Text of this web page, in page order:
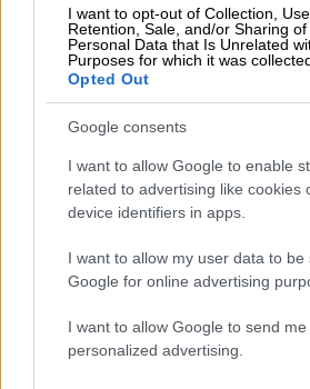
I want to opt-out of Collection, Use,
Retention, Sale, and/or Sharing of
Personal Data that Is Unrelated
Purposes for which it was
Opted Out
Google consents
I want to allow Google to enable
related to advertising like cookies
device identifiers in apps.
I want to allow my user data to be
Google for online advertising
I want to allow Google to send me
personalized advertising.
Ο πρόεδρος τωνΗΠΑ
επιδιώξει συνταγματική
τον περιορισμό της ασυλίας
πρόεδροι της χώρας και
αξιωματούχοι, πρόσθεσε το
απόηχο της απόφασης του
Δικαστηρίουτον Ιούλιο ότι
χαίρουν ευρείας ασυλίας
Μπάιντενθα κάνει την